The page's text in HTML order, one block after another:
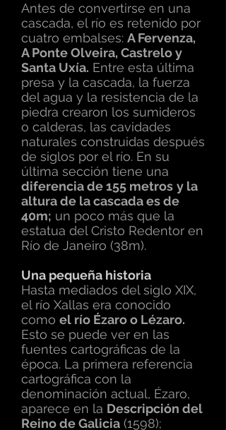
Antes de convertirse en una
cascada, el río es retenido por
cuatro embalses: A Fervenza,
A Ponte Olveira, Castrelo y
Santa Uxía. Entre esta última
presa y la cascada, la fuerza
del agua y la resistencia de la
piedra crearon los sumideros
o calderas, las cavidades
naturales construidas después
de siglos por el río. En su
última sección tiene una
diferencia de 155 metros y la
altura de la cascada es de
40m; un poco más que la
estatua del Cristo Redentor en
Río de Janeiro (38m).
Una pequeña historia
Hasta mediados del siglo XIX,
el río Xallas era conocido
como el río Ézaro o Lézaro.
Esto se puede ver en las
fuentes cartográficas de la
época. La primera referencia
cartográfica con la
denominación actual, Ézaro,
aparece en la Descripción del
Reino de Galicia (1598);